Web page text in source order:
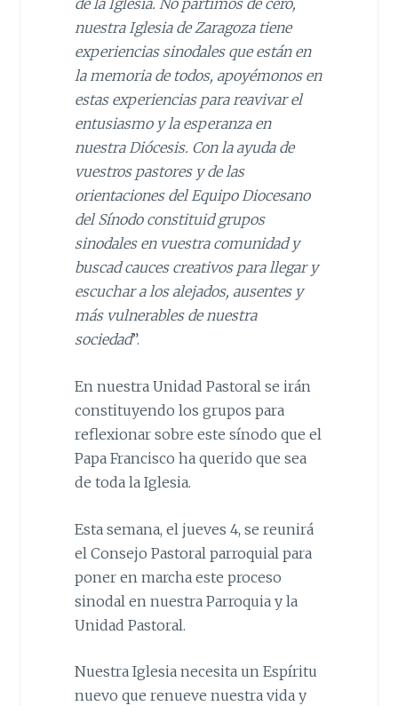
de la Iglesia. No partimos de cero,
nuestra Iglesia de Zaragoza tiene
experiencias sinodales que están en
la memoria de todos, apoyémonos en
estas experiencias parareavivarel
entusiasmo y la esperanza en
nuestra Diócesis. Con la ayuda de
vuestros pastores y de las
orientaciones del Equipo Diocesano
del Sínodo constituid grupos
sinodales en vuestra comunidad y
buscad cauces creativos para llegar y
escuchar a los alejados, ausentes y
más vulnerables de nuestra
sociedad”.
En nuestra Unidad Pastoral se irán
constituyendo los grupos para
reflexionar sobre este sínodo que el
Papa Francisco ha querido que sea
de toda la Iglesia.
Esta semana, el jueves 4, se reunirá
el Consejo Pastoral parroquial para
poner en marcha este proceso
sinodal en nuestra Parroquia y la
Unidad Pastoral.
Nuestra Iglesia necesita un Espíritu
nuevo que renueve nuestra vida y